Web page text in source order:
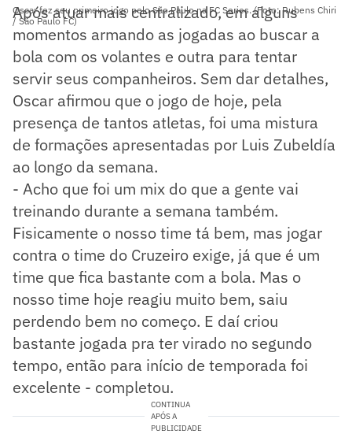
Oscar fez seu primeiro jogo pelo São Paulo na FC Series. (Foto: Rubens Chiri
/ São Paulo FC)
Após atuar mais centralizado, em alguns
momentos armando as jogadas ao buscar a
bola com os volantes e outra para tentar
servir seus companheiros. Sem dar detalhes,
Oscar afirmou que o jogo de hoje, pela
presença de tantos atletas, foi uma mistura
de formações apresentadas por Luis Zubeldía
ao longo da semana.
- Acho que foi um mix do que a gente vai
treinando durante a semana também.
Fisicamente o nosso time tá bem, mas jogar
contra o time do Cruzeiro exige, já que é um
time que fica bastante com a bola. Mas o
nosso time hoje reagiu muito bem, saiu
perdendo bem no começo. E daí criou
bastante jogada pra ter virado no segundo
tempo, então para início de temporada foi
excelente - completou.
CONTINUA
APÓS A
PUBLICIDADE